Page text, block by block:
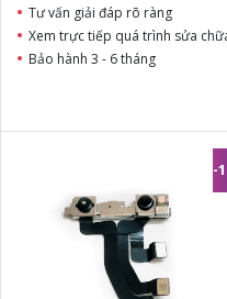
Tư vấn giải đáp rõ ràng
Xem trực tiếp quá trình sửa
Bảo hành 3 - 6 tháng
-